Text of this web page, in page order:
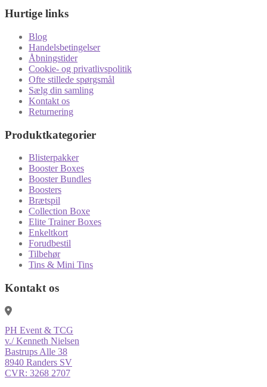
Hurtige links
Blog
Handelsbetingelser
Åbningstider
Cookie- og privatlivspolitik
Ofte stillede spørgsmål
Sælg din samling
Kontakt os
Returnering
Produktkategorier
Blisterpakker
Booster Boxes
Booster Bundles
Boosters
Brætspil
Collection Boxe
Elite Trainer Boxes
Enkeltkort
Forudbestil
Tilbehør
Tins & Mini Tins
Kontakt os
PH Event & TCG
v./ Kenneth Nielsen
Bastrups Alle 38
8940 Randers SV
CVR: 3268 2707